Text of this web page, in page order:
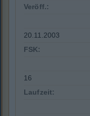
Veröff.:
20.11.2003
FSK:
16
Laufzeit: